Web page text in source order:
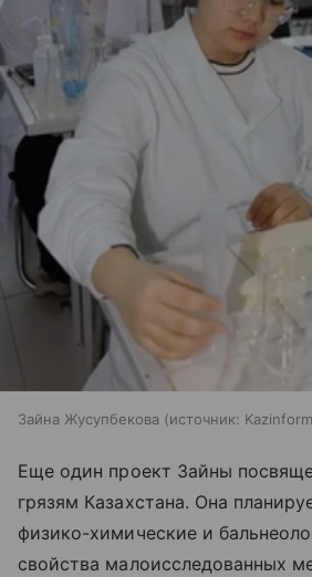
Зайна Жусупбекова источник: Kazinform
Еще один проект Зайны
грязям Казахстана. Она
физико-химические и
свойства малоисследованных